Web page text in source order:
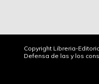
Copyright Libreria-
Defensa de las y los